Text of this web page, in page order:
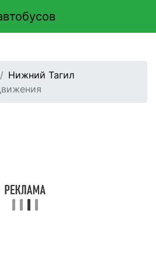
Нижний Тагил